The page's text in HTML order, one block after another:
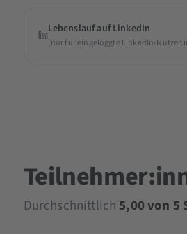
Lebenslauf auf LinkedIn
(nur für eingeloggte LinkedIn-
Durchschnittlich 5,00 von 5